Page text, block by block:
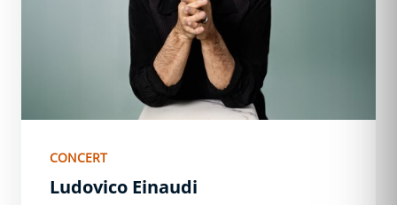
CONCERT
Ludovico Einaudi